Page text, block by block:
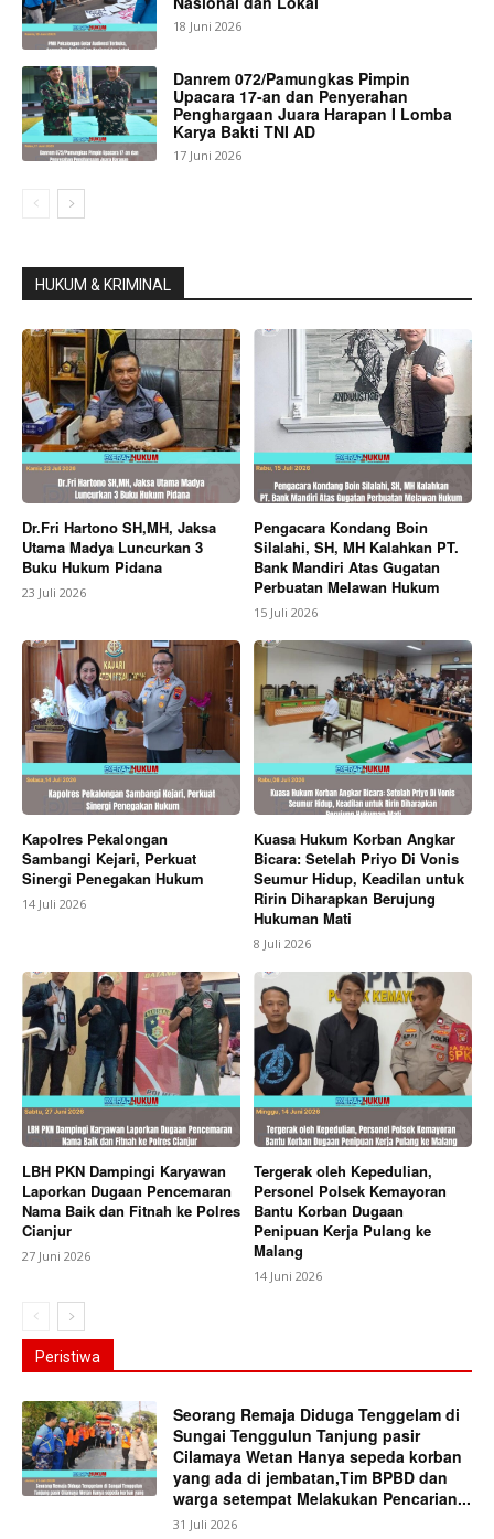
18 Juni 2026
Danrem 072/Pamungkas Pimpin
Upacara 17-an dan Penyerahan
Penghargaan Juara Harapan I Lomba
Karya Bakti TNI AD
17 Juni 2026
HUKUM & KRIMINAL
Dr.Fri Hartono SH,MH, Jaksa
Utama Madya Luncurkan 3
Buku Hukum Pidana
23 Juli 2026
Pengacara Kondang Boin
Silalahi, SH, MH Kalahkan PT.
Bank Mandiri Atas Gugatan
Perbuatan Melawan Hukum
15 Juli 2026
Kapolres Pekalongan
Sambangi Kejari, Perkuat
Sinergi Penegakan Hukum
14 Juli 2026
Kuasa Hukum Korban Angkar
Bicara: Setelah Priyo Di Vonis
Seumur Hidup, Keadilan untuk
Ririn Diharapkan Berujung
Hukuman Mati
8 Juli 2026
LBH PKN Dampingi Karyawan
Laporkan Dugaan Pencemaran
Nama Baik dan Fitnah ke Polres
Cianjur
27 Juni 2026
Tergerak oleh Kepedulian,
Personel Polsek Kemayoran
Bantu Korban Dugaan
Penipuan Kerja Pulang ke
Malang
14 Juni 2026
Peristiwa
Seorang Remaja Diduga Tenggelam di
Sungai Tenggulun Tanjung pasir
Cilamaya Wetan Hanya sepeda korban
yang ada di jembatan,Tim BPBD dan
warga setempat Melakukan Pencarian...
31 Juli 2026